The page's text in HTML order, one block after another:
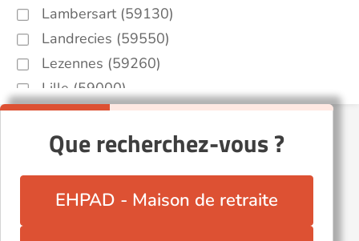
Lambersart (59130)
Landrecies (59550)
Lezennes (59260)
Lille (59000)
Marcq-en-Barœul (59700)
Marquette-lez-Lille (59520)
Quesnoy-sur-Deûle (59890)
Roubaix (59100)
Que recherchez-vous ?
EHPAD - Maison de retraite